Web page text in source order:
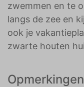
zwemmen en te
langs de zee en
ook je
zwarte houten
Opmerkingen